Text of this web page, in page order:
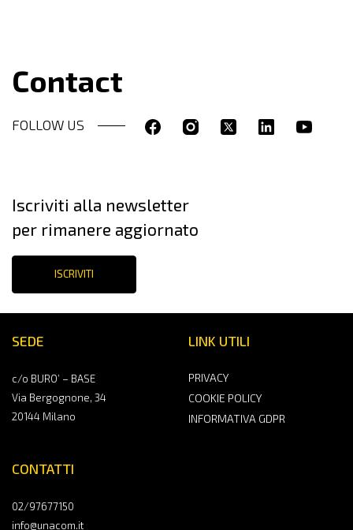
Contact
FOLLOW US
SEDE
c/o BURO’ – BASE
Via Bergognone, 34
20144 Milano
CONTATTI
02/97677150
info@unacom.it
LINK UTILI
PRIVACY
COOKIE POLICY
INFORMATIVA GDPR
Iscriviti alla newsletter
per rimanere aggiornato
ISCRIVITI